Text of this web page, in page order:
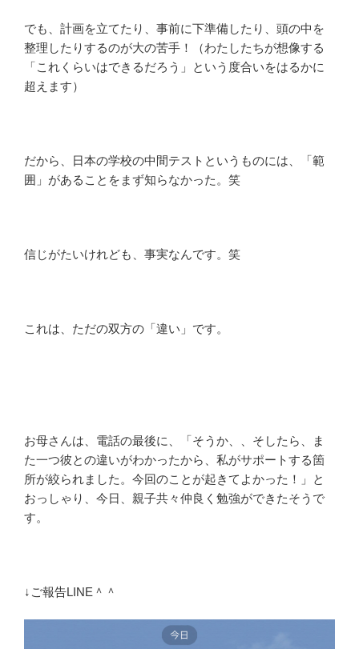
でも、計画を立てたり、事前に下準備したり、頭の中を
整理したりするのが大の苦手！（わたしたちが想像する
「これくらいはできるだろう」という度合いをはるかに
超えます）
だから、日本の学校の中間テストというものには、「範
囲」があることをまず知らなかった。笑
信じがたいけれども、事実なんです。笑
これは、ただの双方の「違い」です。
お母さんは、電話の最後に、「そうか、、そしたら、ま
た一つ彼との違いがわかったから、私がサポートする箇
所が絞られました。今回のことが起きてよかった！」と
おっしゃり、今日、親子共々仲良く勉強ができたそうで
す。
↓ ご報告LINE ＾＾